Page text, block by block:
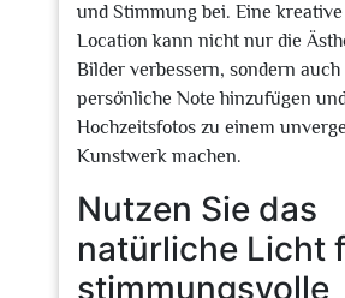
und Stimmung bei. Eine
Location kann nicht nur die
Bilder verbessern, sondern auch
persönliche Note hinzufügen
Hochzeitsfotos zu einem
Kunstwerk machen.
Nutzen Sie das
natürliche Licht
stimmungsvolle